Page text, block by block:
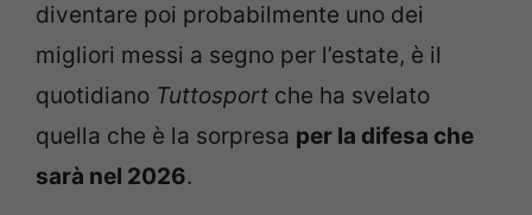
diventare poi probabilmente uno dei
migliori messi a segno per l’estate, è il
quotidiano Tuttosport che ha svelato
quella che è la sorpresa per la difesa che
sarà nel 2026.